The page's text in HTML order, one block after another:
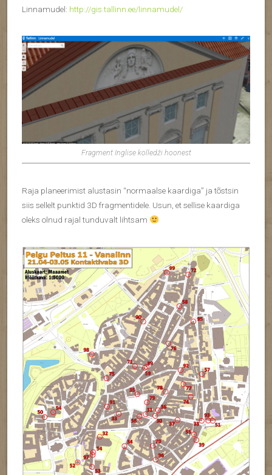
Linnamudel: http://gis.tallinn.ee/linnamudel/
Fragment Inglise kolledži hoonest
Raja planeerimist alustasin “normaalse kaardiga” ja tõstsin
siis sellelt punktid 3D fragmentidele. Usun, et sellise kaardiga
oleks olnud rajal tunduvalt lihtsam